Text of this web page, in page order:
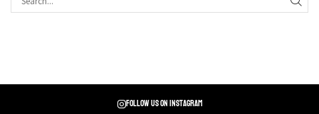
Follow us on instagram